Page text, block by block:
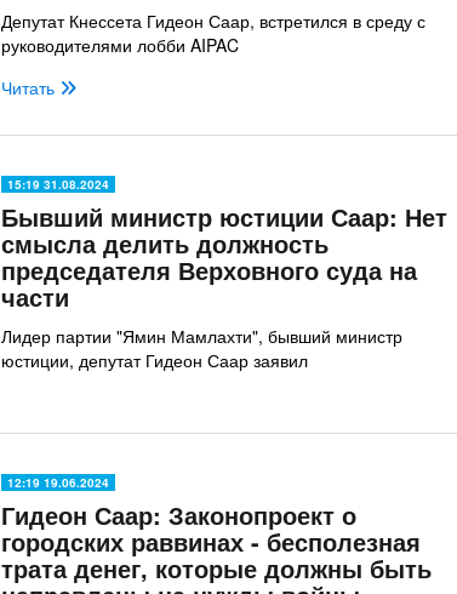
Депутат Кнессета Гидеон Саар, встретился в среду с
руководителями лобби AIPAC
Читать
15:19 31.08.2024
Бывший министр юстиции Саар: Нет
смысла делить должность
председателя Верховного суда на
части
Лидер партии "Ямин Мамлахти", бывший министр
юстиции, депутат Гидеон Саар заявил
12:19 19.06.2024
Гидеон Саар: Законопроект о
городских раввинах - бесполезная
трата денег, которые должны быть